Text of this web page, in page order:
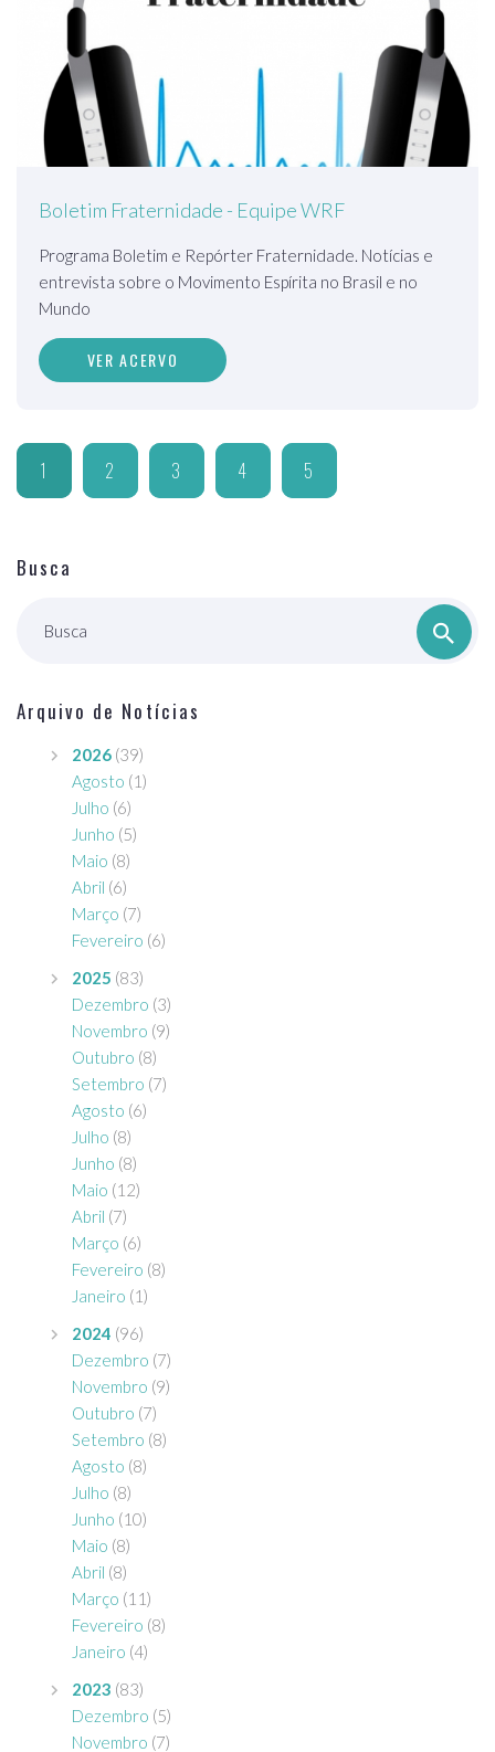
Boletim Fraternidade - Equipe WRF
Programa Boletim e Repórter Fraternidade. Notícias e
entrevista sobre o Movimento Espírita no Brasil e no
Mundo
VER ACERVO
1 2 3 4 5
Busca
Busca
Arquivo de Notícias
2026 (39)
Agosto (1)
Julho (6)
Junho (5)
Maio (8)
Abril (6)
Março (7)
Fevereiro (6)
2025 (83)
Dezembro (3)
Novembro (9)
Outubro (8)
Setembro (7)
Agosto (6)
Julho (8)
Junho (8)
Maio (12)
Abril (7)
Março (6)
Fevereiro (8)
Janeiro (1)
2024 (96)
Dezembro (7)
Novembro (9)
Outubro (7)
Setembro (8)
Agosto (8)
Julho (8)
Junho (10)
Maio (8)
Abril (8)
Março (11)
Fevereiro (8)
Janeiro (4)
2023 (83)
Dezembro (5)
Novembro (7)